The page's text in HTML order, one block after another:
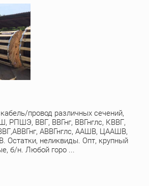
провод различных сечений,
РПШЭ, ВВГ, ВВГнг, ВВГнглс, КВВГ,
АВВГнглс, ААШВ, ЦААШВ,
неликвиды. Опт, крупный
б/н. Любой горо ...